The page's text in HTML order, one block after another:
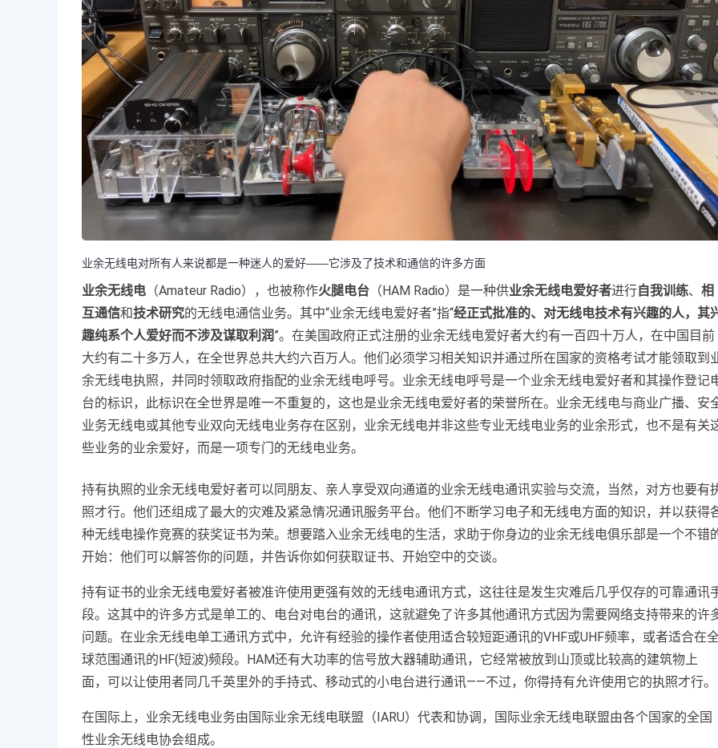
业余无线电对所有人来说都是一种迷人的爱好——它涉及了技术和通信的许多方面
业余无线电 （Amateur Radio），也被称作火腿电台 （HAM Radio）是一种供业余无线电爱好者进行自我训练、 相
互通信和技术研究的无线电通信业务。其中“业余无线电爱好者”指“经正式批准的、对无线电技术有兴趣的人，其
趣纯系个人爱好而不涉及谋取利润”。在美国政府正式注册的业余无线电爱好者大约有一百四十万人，在中国目前
大约有二十多万人，在全世界总共大约六百万人。他们必须学习相关知识并通过所在国家的资格考试才能领取到
余无线电执照，并同时领取政府指配的业余无线电呼号。业余无线电呼号是一个业余无线电爱好者和其操作登记
台的标识，此标识在全世界是唯一不重复的，这也是业余无线电爱好者的荣誉所在。业余无线电与商业广播、安
业务无线电或其他专业双向无线电业务存在区别，业余无线电并非这些专业无线电业务的业余形式，也不是有关
些业务的业余爱好，而是一项专门的无线电业务。
持有执照的业余无线电爱好者可以同朋友、亲人享受双向通道的业余无线电通讯实验与交流，当然，对方也要有
照才行。他们还组成了最大的灾难及紧急情况通讯服务平台。他们不断学习电子和无线电方面的知识，并以获得
种无线电操作竞赛的获奖证书为荣。想要踏入业余无线电的生活，求助于你身边的业余无线电俱乐部是一个不错
开始：他们可以解答你的问题，并告诉你如何获取证书、开始空中的交谈。
持有证书的业余无线电爱好者被准许使用更强有效的无线电通讯方式，这往往是发生灾难后几乎仅存的可靠通讯
段。这其中的许多方式是单工的、电台对电台的通讯，这就避免了许多其他通讯方式因为需要网络支持带来的许
问题。在业余无线电单工通讯方式中，允许有经验的操作者使用适合较短距通讯的VHF或UHF频率，或者适合在
球范围通讯的HF(短波)频段。HAM还有大功率的信号放大器辅助通讯，它经常被放到山顶或比较高的建筑物上
面，可以让使用者同几千英里外的手持式、移动式的小电台进行通讯——不过，你得持有允许使用它的执照才行。
在国际上，业余无线电业务由国际业余无线电联盟（IARU）代表和协调，国际业余无线电联盟由各个国家的全国
性业余无线电协会组成。